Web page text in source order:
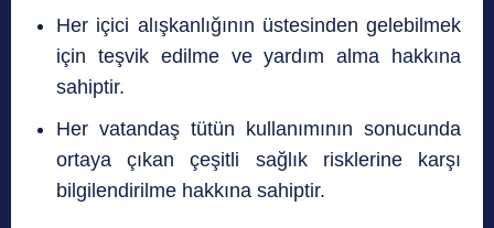
Her içici alışkanlığının üstesinden gelebilmek
için teşvik edilme ve yardım alma hakkına
sahiptir.
Her vatandaş tütün kullanımının sonucunda
ortaya çıkan çeşitli sağlık risklerine karşı
bilgilendirilme hakkına sahiptir.